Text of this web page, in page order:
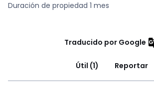
Duración de propiedad 1 mes
Traducido por Google
Útil (1) Reportar